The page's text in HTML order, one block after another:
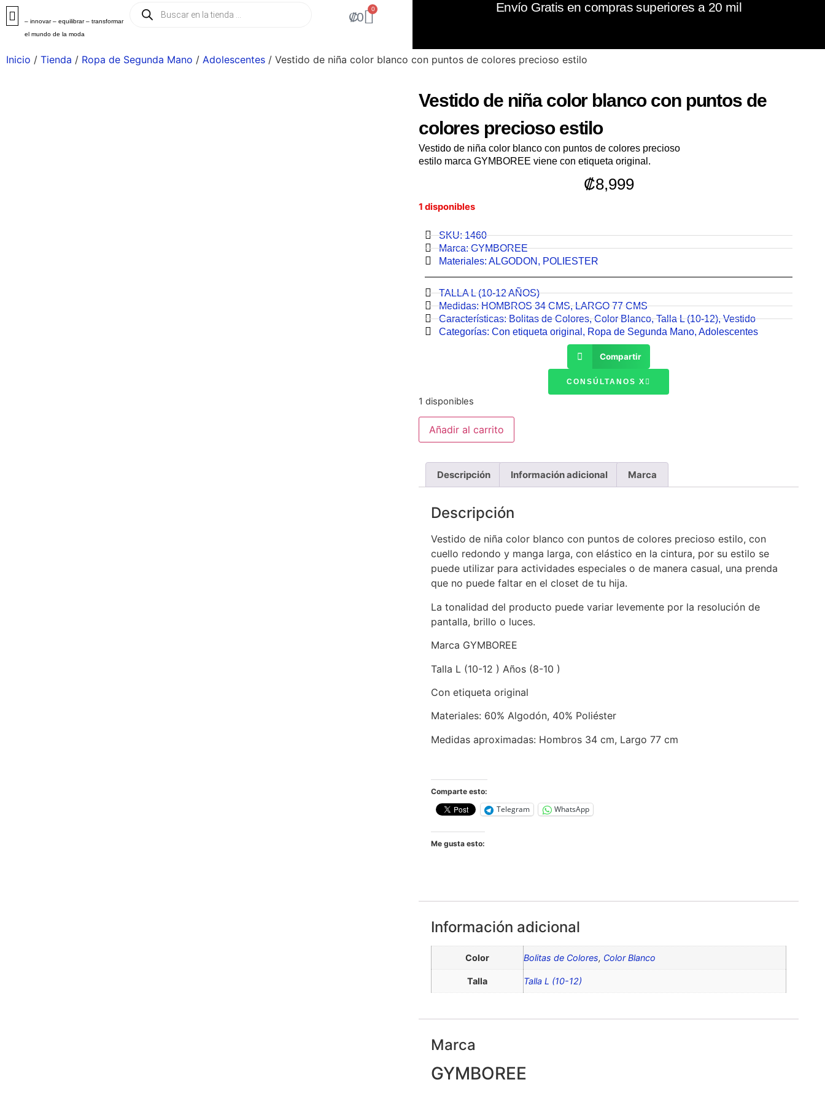
– innovar – equilibrar – transformar
el mundo de la moda
₡0
0 Envío Gratis en compras superiores a 20 mil
Inicio / Tienda / Ropa de Segunda Mano / Adolescentes / Vestido de niña color blanco con puntos de colores precioso estilo
Vestido de niña color blanco con puntos de
colores precioso estilo
Vestido de niña color blanco con puntos de colores precioso
estilo marca GYMBOREE viene con etiqueta original.
₡8,999
1 disponibles
SKU: 1460
Marca:GYMBOREE
Materiales: ALGODON , POLIESTER
TALLA L (10-12 AÑOS)
Medidas:HOMBROS 34 CMS,LARGO 77 CMS
Características:Bolitas de Colores,Color Blanco,Talla L (10-12),Vestido
Categorías: Con etiqueta original , Ropa de Segunda Mano, Adolescentes
Compartir
CONSÚLTANOS X
1 disponibles
Añadir al carrito
Descripción Información adicional Marca
Descripción
Vestido de niña color blanco con puntos de colores precioso estilo, con
cuello redondo y manga larga, con elástico en la cintura, por su estilo se
puede utilizar para actividades especiales o de manera casual, una prenda
que no puede faltar en el closet de tu hija.
La tonalidad del producto puede variar levemente por la resolución de
pantalla, brillo o luces.
Marca GYMBOREE
Talla L (10-12 ) Años (8-10 )
Con etiqueta original
Materiales: 60% Algodón, 40% Poliéster
Medidas aproximadas: Hombros 34 cm, Largo 77 cm
Comparte esto:
Telegram WhatsApp
Me gusta esto:
Información adicional
Color Bolitas de Colores, Color Blanco
Talla Talla L (10-12)
Marca
GYMBOREE